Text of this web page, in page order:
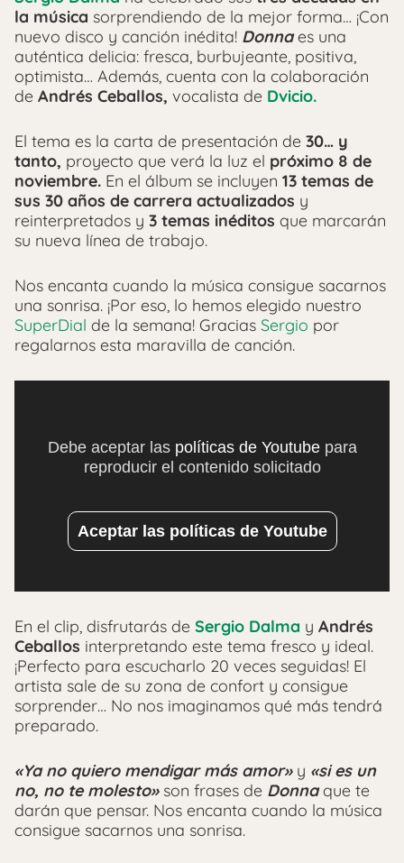
la música sorprendiendo de la mejor forma… ¡Con
nuevo disco y canción inédita! Donnaes una
auténtica delicia: fresca, burbujeante, positiva,
optimista… Además, cuenta con la colaboración
de Andrés Ceballos, vocalista de Dvicio.
El tema es la carta de presentación de 30… y
tanto, proyecto que verá la luz el próximo 8 de
noviembre. En el álbum se incluyen 13 temas de
sus 30 años de carrera actualizados y
reinterpretados y 3 temas inéditos que marcarán
su nueva línea de trabajo.
Nos encanta cuando la música consigue sacarnos
una sonrisa. ¡Por eso, lo hemos elegido nuestro
SuperDial de la semana! Gracias Sergio por
regalarnos esta maravilla de canción.
Debe aceptar las políticas de Youtubepara
reproducir el contenido solicitado
Aceptar las políticas de Youtube
En el clip, disfrutarás de Sergio Dalma y Andrés
Ceballos interpretando este tema fresco y ideal.
¡Perfecto para escucharlo 20 veces seguidas! El
artista sale de su zona de confort y consigue
sorprender… No nos imaginamos qué más tendrá
preparado.
«Ya no quiero mendigar más amor»y «si es un
no, no te molesto»son frases de Donnaque te
darán que pensar. Nos encanta cuando la música
consigue sacarnos una sonrisa.